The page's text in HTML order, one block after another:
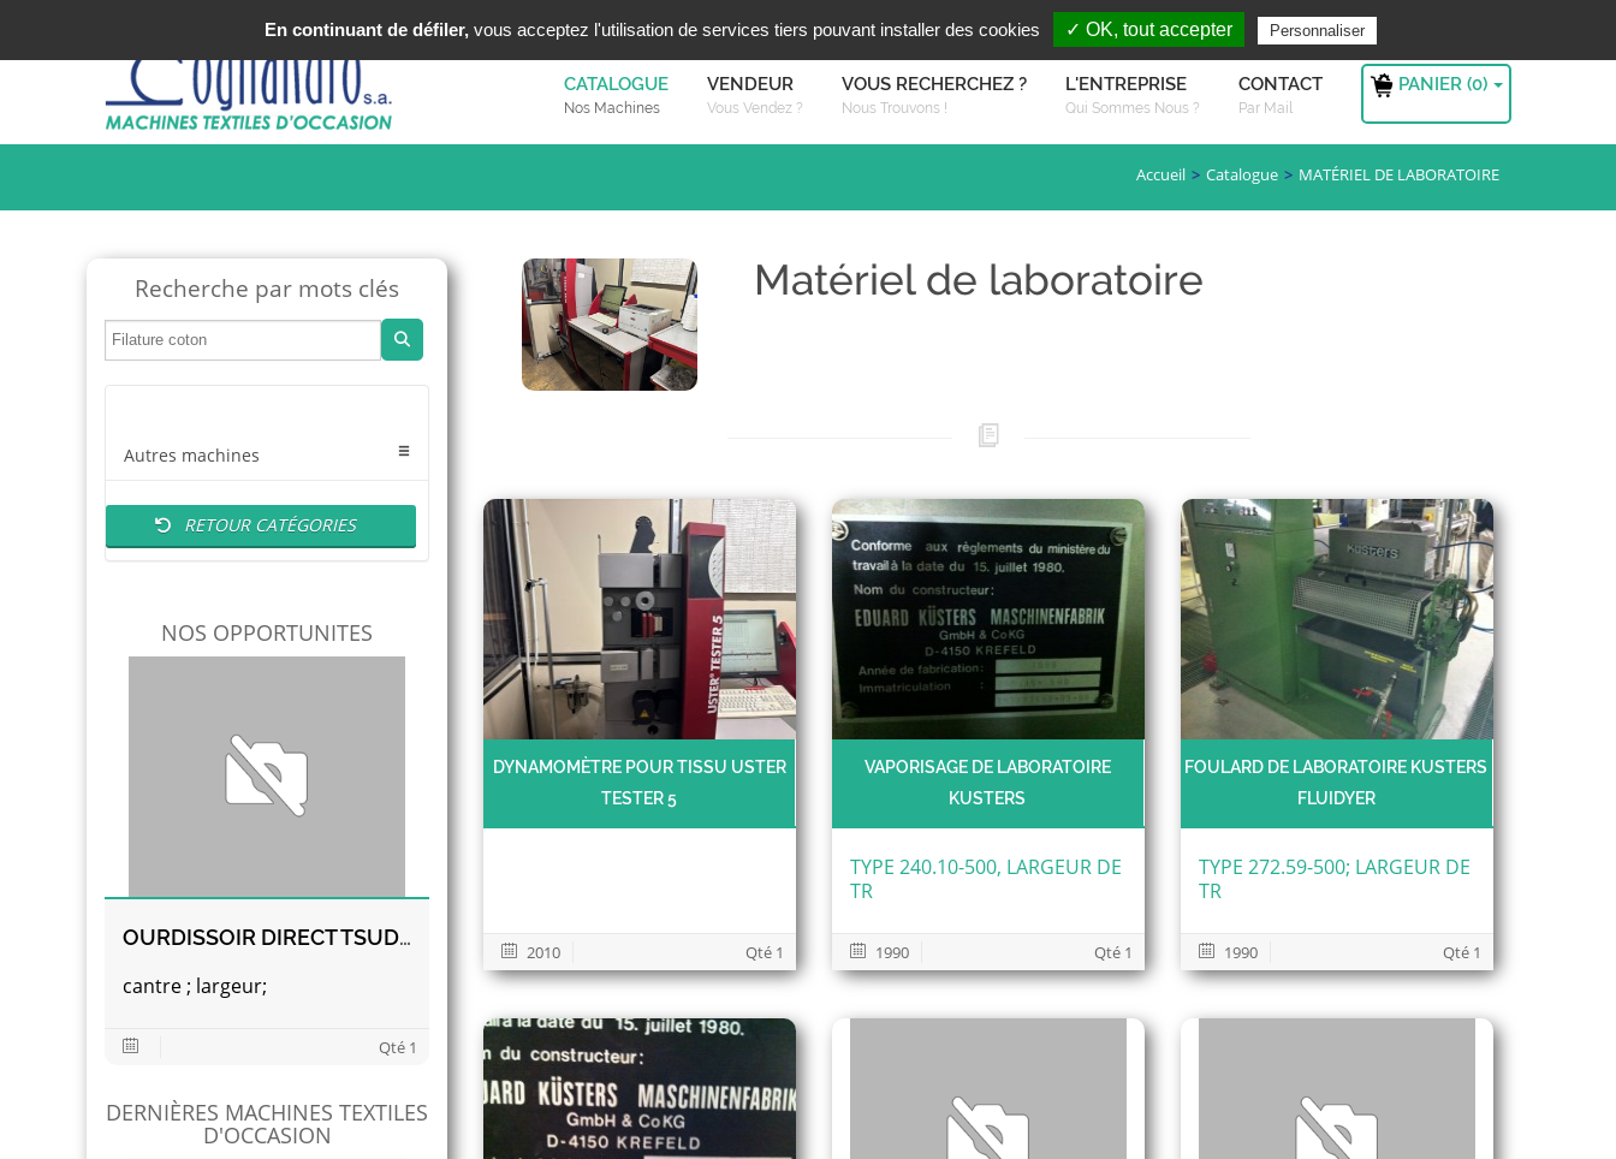
Tel : +33 (0)3 20 25 49 49 S'authentifier
Vous recherchez ?
CATALOGUE
Nos Machines
VENDEUR
Vous Vendez ?
VOUS RECHERCHEZ ?
Nous Trouvons !
L'ENTREPRISE
Qui Sommes Nous ?
CONTACT
Par Mail
PANIER (0)
Accueil Catalogue MATÉRIEL DE LABORATOIRE
Recherche par mots clés
Autres machines
RETOUR CATÉGORIES
NOS OPPORTUNITES
OURDISSOIR DIRECT TSUDAKOMA
cantre ; largeur;
Qté 1
DERNIÈRES MACHINES TEXTILES
D'OCCASION
Matériel de laboratoire
DYNAMOMÈTRE POUR TISSU USTER
TESTER 5
2010 Qté 1
VAPORISAGE DE LABORATOIRE
KUSTERS
TYPE 240.10-500, LARGEUR DE
TR
1990 Qté 1
FOULARD DE LABORATOIRE KUSTERS
FLUIDYER
TYPE 272.59-500; LARGEUR DE
TR
1990 Qté 1
En continuant de défiler,vous acceptez l'utilisation de services tiers pouvant installer des cookies ✓ OK, tout accepter Personnaliser